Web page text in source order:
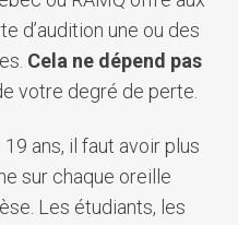
d’audition une ou des
Cela ne dépend pas
votre degré de perte.
ans, il faut avoir plus
sur chaque oreille
Les étudiants, les